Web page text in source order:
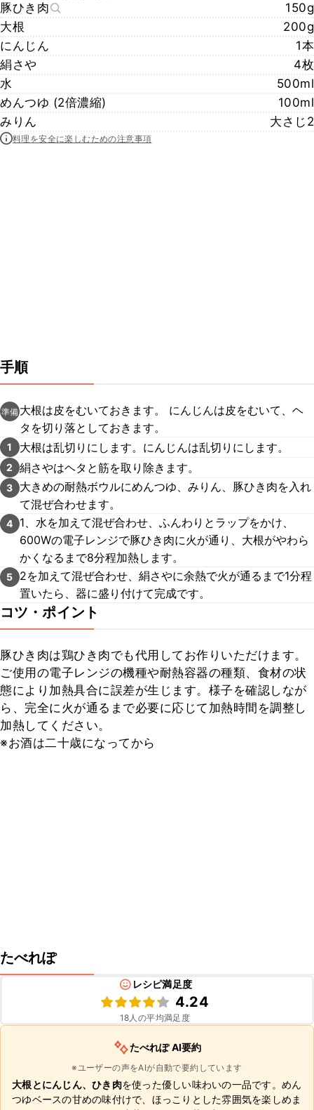
豚ひき肉
150g
大根
200g
にんじん
1本
絹さや
4枚
水
500ml
めんつゆ (2倍濃縮)
100ml
みりん
大さじ2
料理を安全に楽しむための注意事項
手順
準備 大根は皮をむいておきます。 にんじんは皮をむいて、ヘ
タを切り落としておきます。
1 大根は乱切りにします。にんじんは乱切りにします。
2 絹さやはヘタと筋を取り除きます。
3
大きめの耐熱ボウルにめんつゆ、みりん、豚ひき肉を入れ
て混ぜ合わせます。
4
1、水を加えて混ぜ合わせ、ふんわりとラップをかけ、
600Wの電子レンジで豚ひき肉に火が通り、大根がやわら
かくなるまで8分程加熱します。
5
2を加えて混ぜ合わせ、絹さやに余熱で火が通るまで1分程
置いたら、器に盛り付けて完成です。
コツ・ポイント
豚ひき肉は鶏ひき肉でも代用してお作りいただけます。
ご使用の電子レンジの機種や耐熱容器の種類、食材の状
態により加熱具合に誤差が生じます。様子を確認しなが
ら、完全に火が通るまで必要に応じて加熱時間を調整し
加熱してください。
※お酒は二十歳になってから
たべれぽ
レシピ満足度
4.24
18人の平均満足度
たべれぽ AI要約
※ユーザーの声をAIが自動で要約しています
大根とにんじん、ひき肉を使った優しい味わいの一品です。めん
つゆベースの甘めの味付けで、ほっこりとした雰囲気を楽しめま